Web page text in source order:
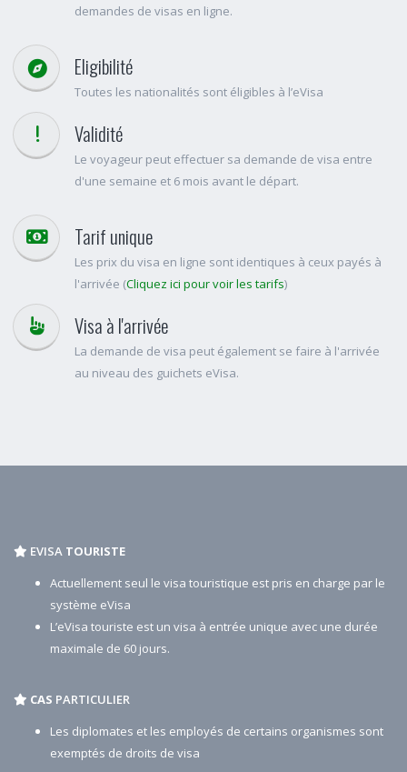
demandes de visas en ligne.
Eligibilité
Toutes les nationalités sont éligibles à l’eVisa
Validité
Le voyageur peut effectuer sa demande de visa entre
d'une semaine et 6 mois avant le départ.
Tarif unique
Les prix du visa en ligne sont identiques à ceux payés à
l'arrivée (Cliquez ici pour voir les tarifs)
Visa à l'arrivée
La demande de visa peut également se faire à l'arrivée
au niveau des guichets eVisa.
EVISA TOURISTE
Actuellement seul le visa touristique est pris en charge par le
système eVisa
L’eVisa touriste est un visa à entrée unique avec une durée
maximale de 60 jours.
CAS PARTICULIER
Les diplomates et les employés de certains organismes sont
exemptés de droits de visa